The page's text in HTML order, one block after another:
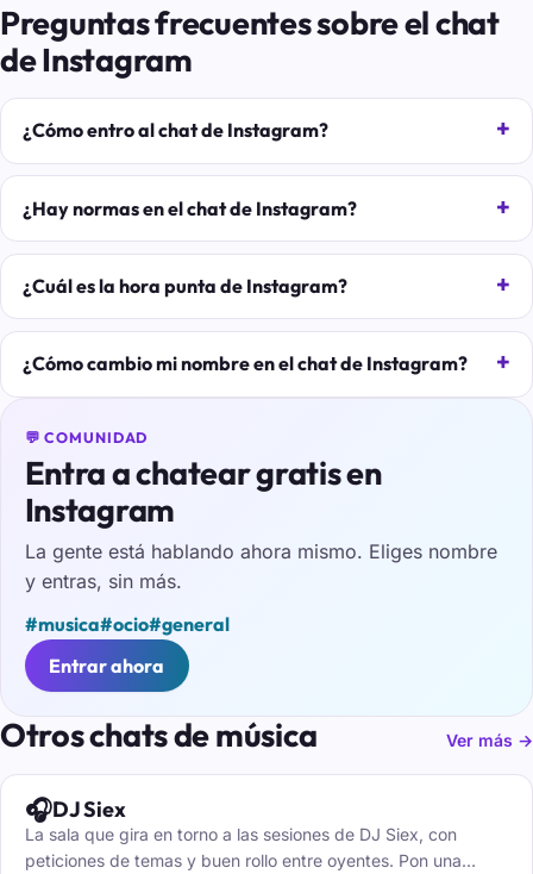
Preguntas frecuentes sobre el chat
de Instagram
¿Cómo entro al chat de Instagram?
¿Hay normas en el chat de Instagram?
¿Cuál es la hora punta de Instagram?
¿Cómo cambio mi nombre en el chat de Instagram?
💬 COMUNIDAD
Entra a chatear gratis en
Instagram
La gente está hablando ahora mismo. Eliges nombre
y entras, sin más.
#musica#ocio#general
Entrar ahora
Otros chats de música Ver más →
🎧DJ Siex
La sala que gira en torno a las sesiones de DJ Siex, con
peticiones de temas y buen rollo entre oyentes. Pon una